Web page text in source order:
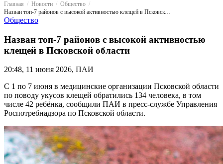
Главная Новости
Общество
Назван топ-7 районов с высокой активностью клещей в Псковской области
Общество
Назван топ-7 районов с высокой активностью
клещей в Псковской области
20:48, 11 июня 2026, ПАИ
С 1 по 7 июня в медицинские организации Псковской области
по поводу укусов клещей обратились 134 человека, в том
числе 42 ребёнка, сообщили ПАИ в пресс-службе Управления
Роспотребнадзора по Псковской области.